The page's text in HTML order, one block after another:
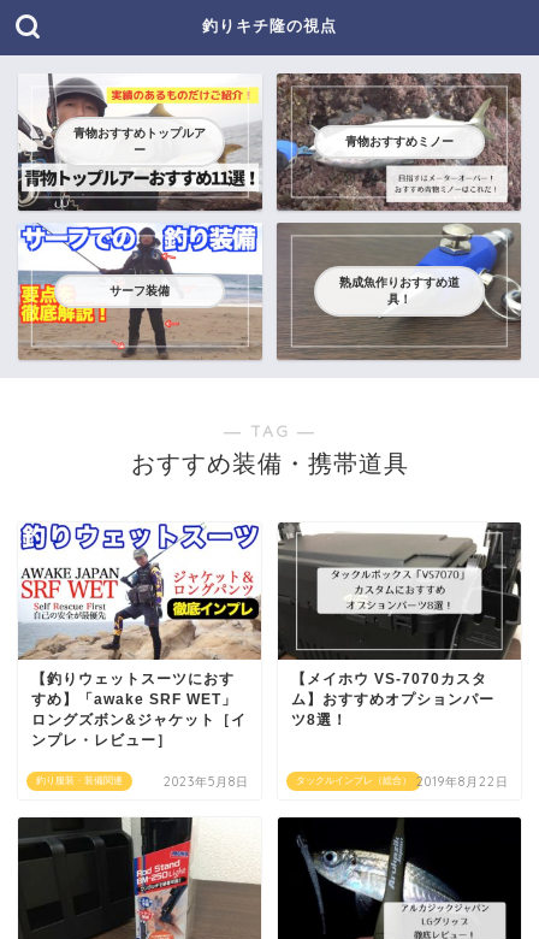
釣りキチ隆の視点
青物おすすめトップルア
ー
青物おすすめミノー
サーフ装備
熟成魚作りおすすめ道
具！
― TAG ―
おすすめ装備・携帯道具
釣り服装・装備関連
【釣りウェットスーツにおす
すめ】「awake SRF WET」
ロングズボン&ジャケット［イ
ンプレ・レビュー］
2023年5月8日 タックルインプレ（総合）
【メイホウ VS-7070カスタ
ム】おすすめオプションパー
ツ8選！
2019年8月22日